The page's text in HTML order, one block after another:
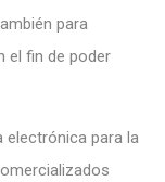
para
el fin de poder
electrónica para la